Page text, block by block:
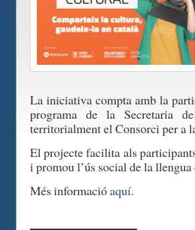
La iniciativa compta amb la
programa de la Secretaria
territorialment el Consorci per a
El projecte facilita als
i promou l’ús social de la llengua
Més informacióaquí.